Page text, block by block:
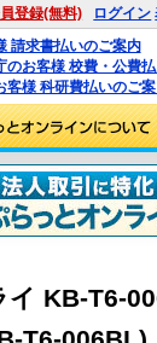
登録(無料) ログイン
請求書払いのご案内
のお客様 校費・公費
客様 科研費払いのご
イ KB-T6-